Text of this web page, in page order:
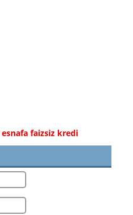
esnafa faizsiz kredi